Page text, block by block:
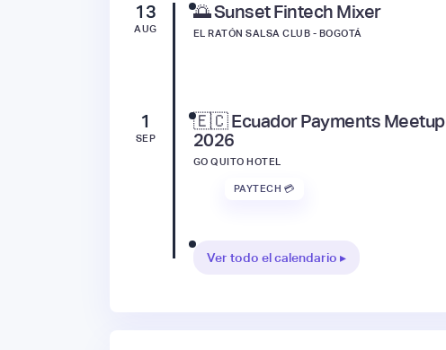
13
AUG
🌅 Sunset Fintech Mixer
EL RATÓN SALSA CLUB - BOGOTÁ
1
SEP
🇪🇨 Ecuador Payments Meetup
2026
GO QUITO HOTEL
PAYTECH 💳
Ver todo el calendario ▸